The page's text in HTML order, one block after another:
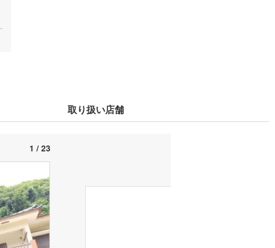
取り扱い店舗
1 / 23